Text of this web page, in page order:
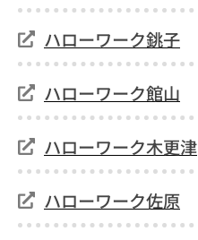
ハローワーク銚子
ハローワーク館山
ハローワーク木更津
ハローワーク佐原